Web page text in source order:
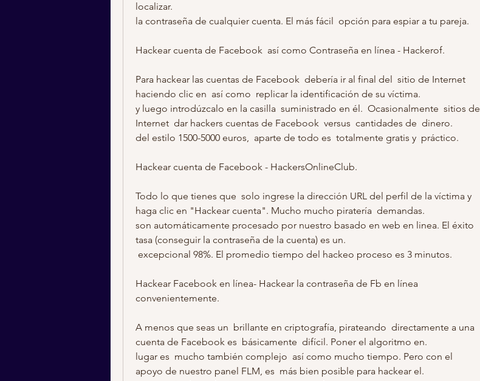
localizar.
la contraseña de cualquier cuenta. El más fácil  opción para espiar a tu pareja.
Hackear cuenta de Facebook  así como Contraseña en línea - Hackerof.
Para hackear las cuentas de Facebook  debería ir al final del  sitio de Internet
haciendo clic en  así como  replicar la identificación de su víctima.
y luego introdúzcalo en la casilla  suministrado en él.  Ocasionalmente  sitios de
Internet  dar hackers cuentas de Facebook  versus  cantidades de  dinero.
del estilo 1500-5000 euros,  aparte de todo es  totalmente gratis y  práctico.
Hackear cuenta de Facebook - HackersOnlineClub.
Todo lo que tienes que  solo ingrese la dirección URL del perfil de la víctima y
haga clic en "Hackear cuenta". Mucho mucho piratería  demandas.
son automáticamente procesado por nuestro basado en web en linea. El éxito
tasa (conseguir la contraseña de la cuenta) es un.
excepcional 98%. El promedio tiempo del hackeo proceso es 3 minutos.
Hackear Facebook en línea- Hackear la contraseña de Fb en línea
convenientemente.
A menos que seas un  brillante en criptografía, pirateando  directamente a una
cuenta de Facebook es  básicamente  difícil. Poner el algoritmo en.
lugar es  mucho también complejo  así como mucho tiempo. Pero con el
apoyo de nuestro panel FLM, es  más bien posible para hackear el.